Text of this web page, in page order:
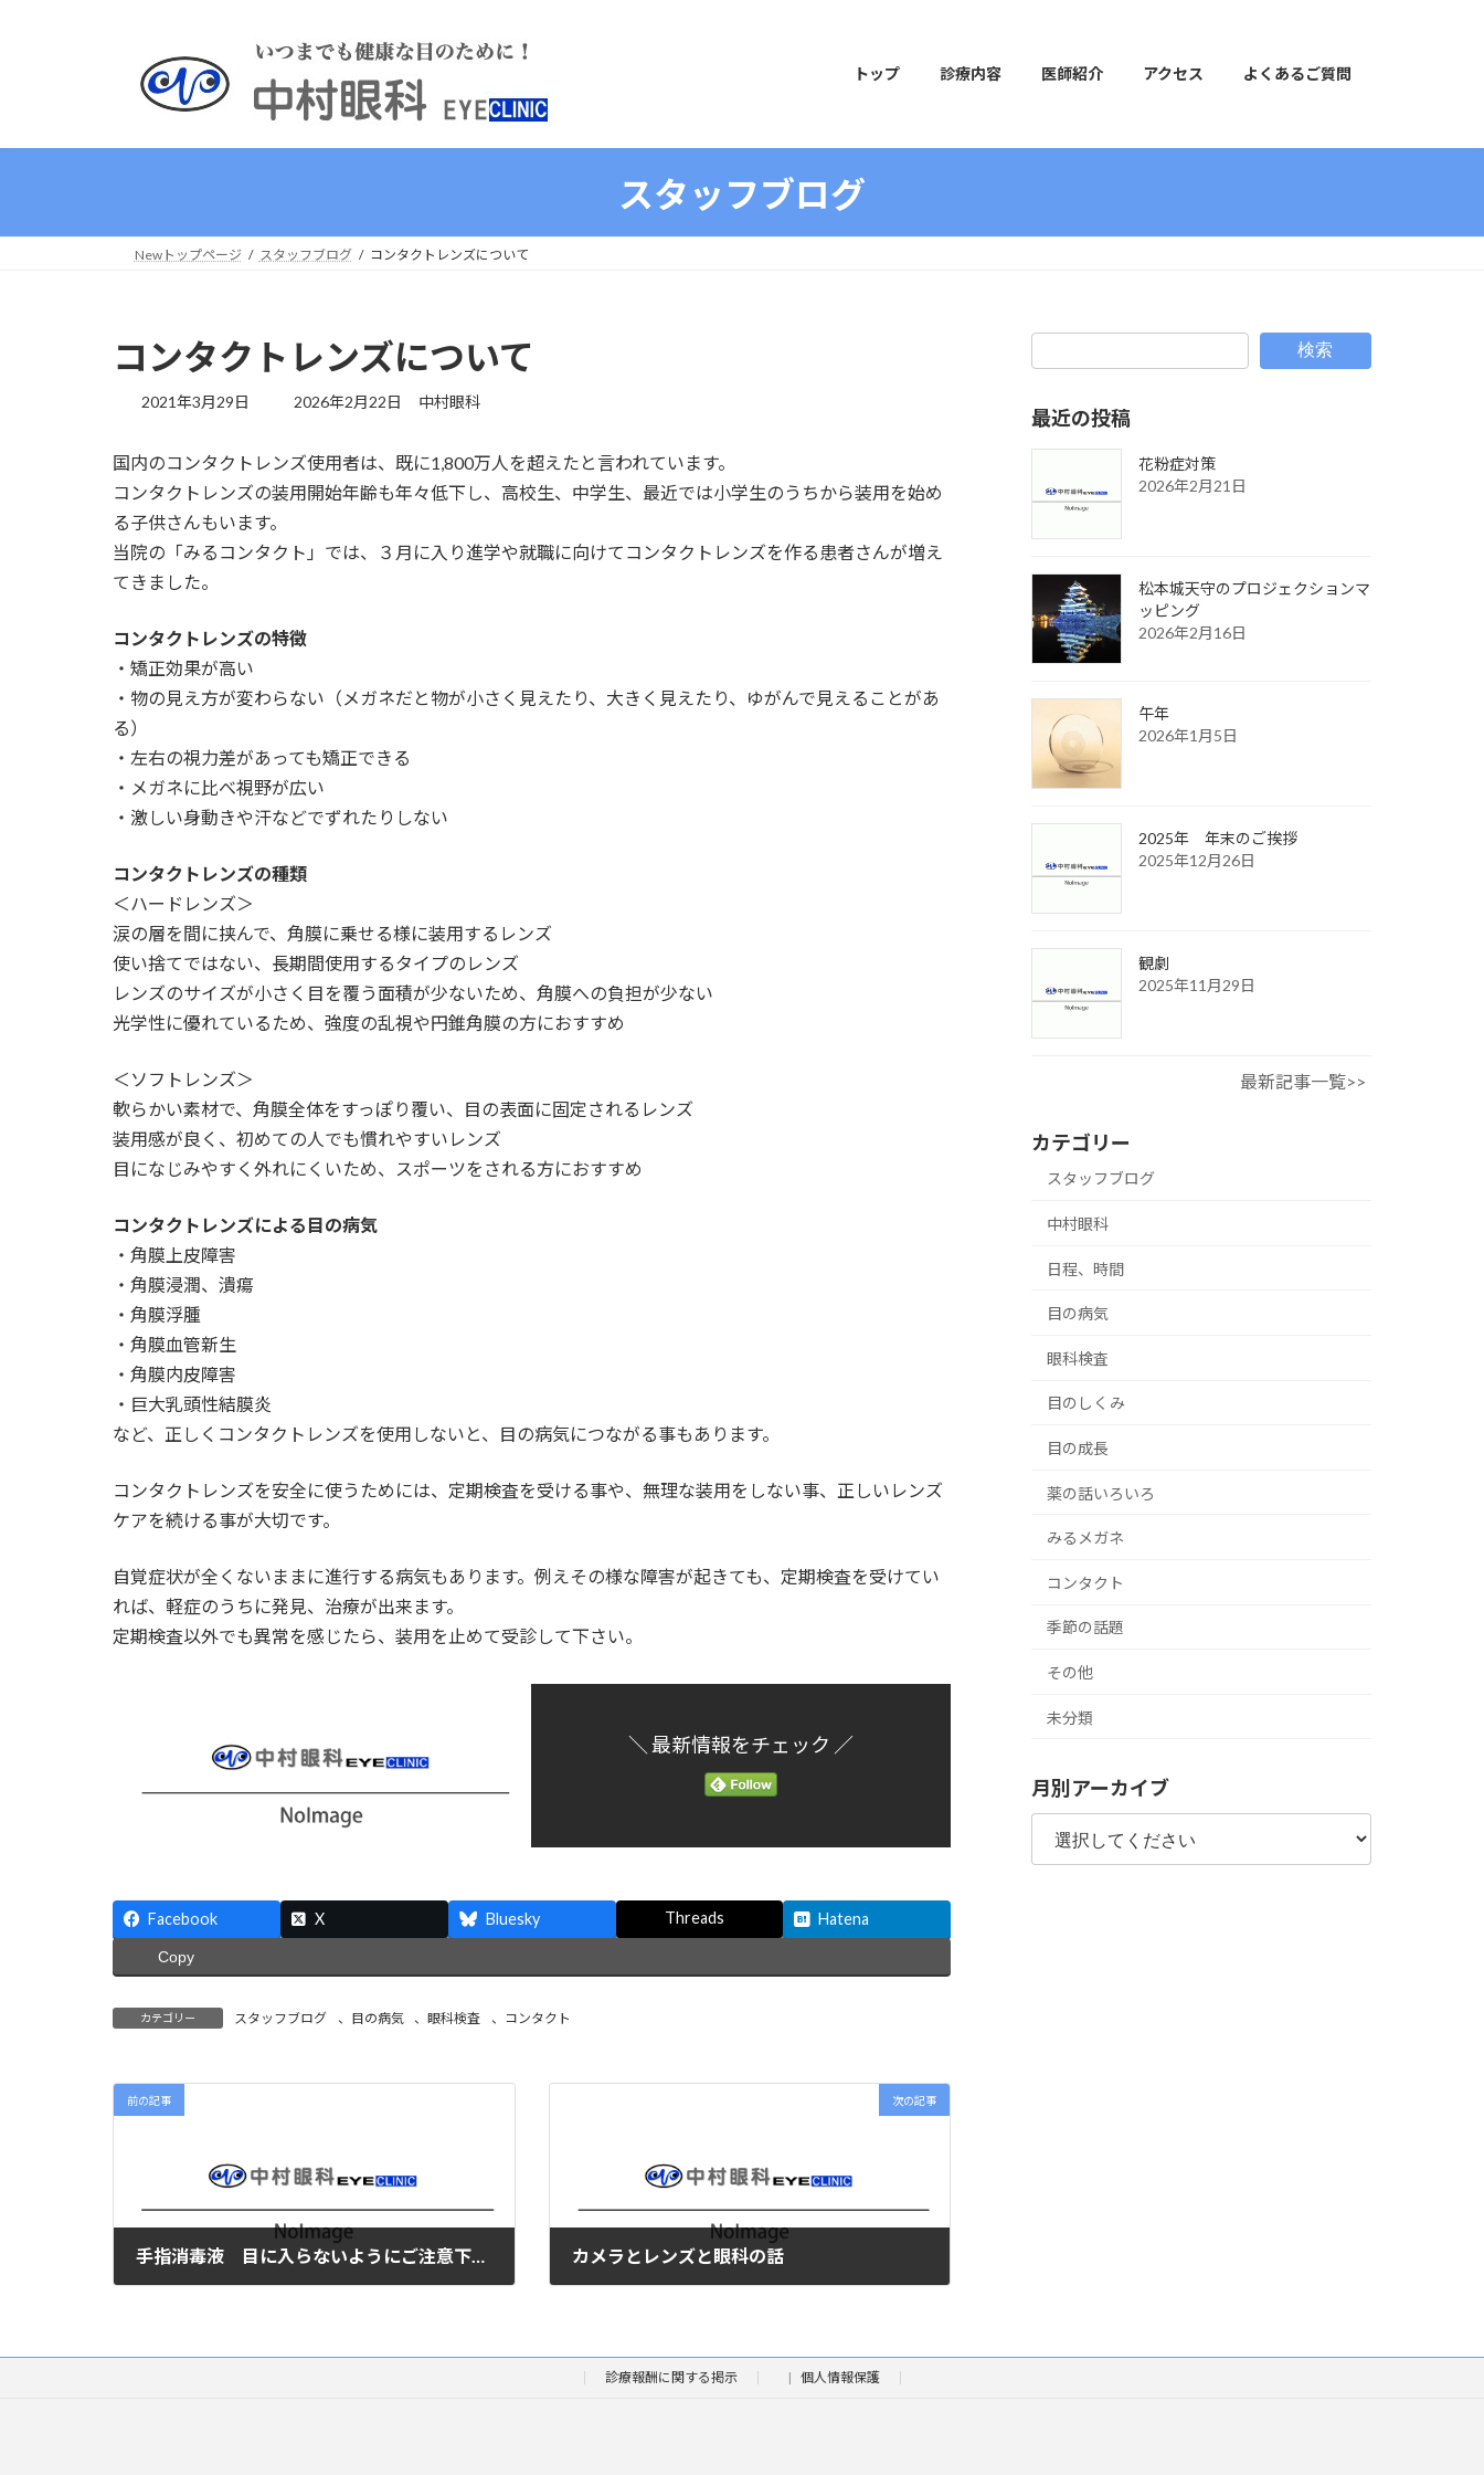
へ
ョ
トップ 診療内容 医師紹介 アクセス よくあるご質問
スタッフブログ
Newトップページ スタッフブログ コンタクトレンズについて
コンタクトレンズについて
2021年3月29日
最
新
日
2026年2月22日 中村眼科
国内のコンタクトレンズ使用者は、既に1,800万人を超えたと言われています。
コンタクトレンズの装用開始年齢も年々低下し、高校生、中学生、最近では小学生のうちから装用を始め
る子供さんもいます。
当院の「みるコンタクト」では、３月に入り進学や就職に向けてコンタクトレンズを作る患者さんが増え
てきました。
コンタクトレンズの特徴
・矯正効果が高い
・物の見え方が変わらない（メガネだと物が小さく見えたり、大きく見えたり、ゆがんで見えることがあ
る）
・左右の視力差があっても矯正できる
・メガネに比べ視野が広い
・激しい身動きや汗などでずれたりしない
コンタクトレンズの種類
＜ハードレンズ＞
涙の層を間に挟んで、角膜に乗せる様に装用するレンズ
使い捨てではない、長期間使用するタイプのレンズ
レンズのサイズが小さく目を覆う面積が少ないため、角膜への負担が少ない
光学性に優れているため、強度の乱視や円錐角膜の方におすすめ
＜ソフトレンズ＞
軟らかい素材で、角膜全体をすっぽり覆い、目の表面に固定されるレンズ
装用感が良く、初めての人でも慣れやすいレンズ
目になじみやすく外れにくいため、スポーツをされる方におすすめ
コンタクトレンズによる目の病気
・角膜上皮障害
・角膜浸潤、潰瘍
・角膜浮腫
・角膜血管新生
・角膜内皮障害
・巨大乳頭性結膜炎
など、正しくコンタクトレンズを使用しないと、目の病気につながる事もあります。
コンタクトレンズを安全に使うためには、定期検査を受ける事や、無理な装用をしない事、正しいレンズ
ケアを続ける事が大切です。
自覚症状が全くないままに進行する病気もあります。例えその様な障害が起きても、定期検査を受けてい
れば、軽症のうちに発見、治療が出来ます。
定期検査以外でも異常を感じたら、装用を止めて受診して下さい。
＼ 最新情報をチェック ／
Facebook X Bluesky Threads Hatena
Copy
カテゴリー スタッフブログ 、 目の病気 、眼科検査 、 コンタクト
前の記事 次の記事
カメラとレンズと眼科の話
検索
最近の投稿
花粉症対策
2026年2月21日
松本城天守のプロジェクションマ
ッピング
2026年2月16日
午年
2026年1月5日
2025年 年末のご挨拶
2025年12月26日
観劇
2025年11月29日
最新記事一覧>>
カテゴリー
スタッフブログ
中村眼科
日程、時間
目の病気
眼科検査
目のしくみ
目の成長
薬の話いろいろ
みるメガネ
コンタクト
季節の話題
その他
未分類
月別アーカイブ
診療報酬に関する掲示 個人情報保護